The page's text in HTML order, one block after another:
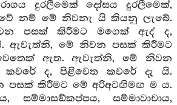
දුරලීමෙක් දෝසය දුරලීමෙක්,
නම් මේ නිවනැ යි කියනු ලැබේ.
පසක් කිරීමට මගෙක් ඇද් ද,
ඇවැත්නි, මේ නිවන පසක් කිරීමට
ඇත. ඇවැත්නි, මේ නිවන
ද, පිළිවෙත කවරේ දැ යි.
පසක් කිරීමට මේ අරිඅටඟිමඟ ම ය.
සම්මාසඞ්කප්පය, සම්මාවාචාය,